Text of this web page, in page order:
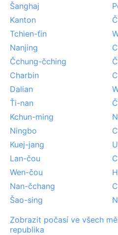
Šanghaj
Kanton
Tchien-ťin
Nanjing
Čchung-čching
Charbin
Dalian
Ťi-nan
Kchun-ming
Ningbo
Kuej-jang
Lan-čou
Wen-čou
Nan-čchang
Šao-sing
Zobrazit počasí ve všech
republika